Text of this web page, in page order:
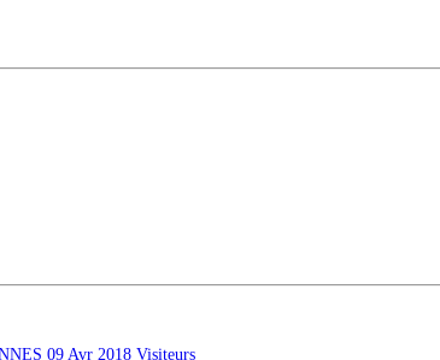
09 Avr 2018 Visiteurs